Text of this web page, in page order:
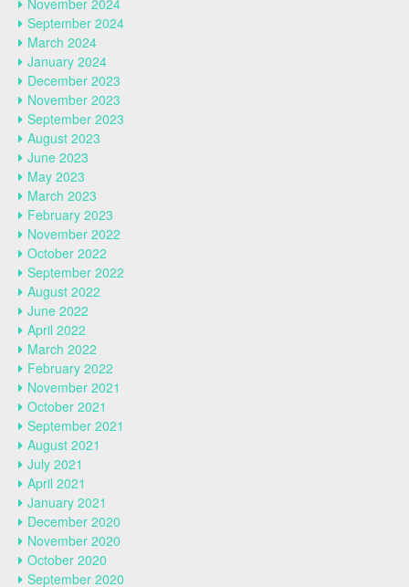
November 2024
September 2024
March 2024
January 2024
December 2023
November 2023
September 2023
August 2023
June 2023
May 2023
March 2023
February 2023
November 2022
October 2022
September 2022
August 2022
June 2022
April 2022
March 2022
February 2022
November 2021
October 2021
September 2021
August 2021
July 2021
April 2021
January 2021
December 2020
November 2020
October 2020
September 2020